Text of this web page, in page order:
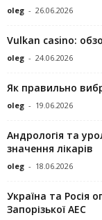
oleg - 26.06.2026
Vulkan casino:
oleg - 24.06.2026
Як правильно
oleg - 19.06.2026
Андрологія та
значення лікарів
oleg - 18.06.2026
Україна та Росія
Запорізької АЕС